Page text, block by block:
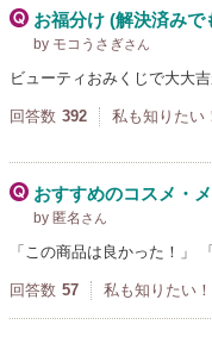
お福分け (解決済みで
by モコうさぎさん
ビューティおみくじで大大
回答数 392 私も知りたい
おすすめのコスメ・
by 匿名 さん
「この商品は良かった！」
回答数 57 私も知りたい！